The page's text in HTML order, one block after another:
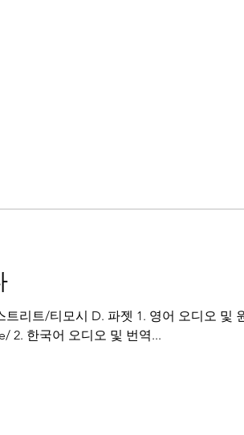
리트/티모시 D. 파젯 1. 영어 오디오 및
2. 한국어 오디오 및 번역...